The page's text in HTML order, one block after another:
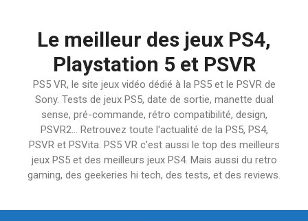
Le meilleur des jeux PS4,
Playstation 5 et PSVR
PS5 VR, le site jeux vidéo dédié à la PS5 et le PSVR de
Sony. Tests de jeux PS5, date de sortie, manette dual
sense, pré-commande, rétro compatibilité, design,
PSVR2… Retrouvez toute l'actualité de la PS5, PS4,
PSVR et PSVita. PS5 VR c'est aussi le top des meilleurs
jeux PS5 et des meilleurs jeux PS4. Mais aussi du retro
gaming, des geekeries hi tech, des tests, et des reviews.